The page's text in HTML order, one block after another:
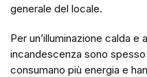
generale del locale.
Per un’illuminazione calda
incandescenza sono
consumano più energia e